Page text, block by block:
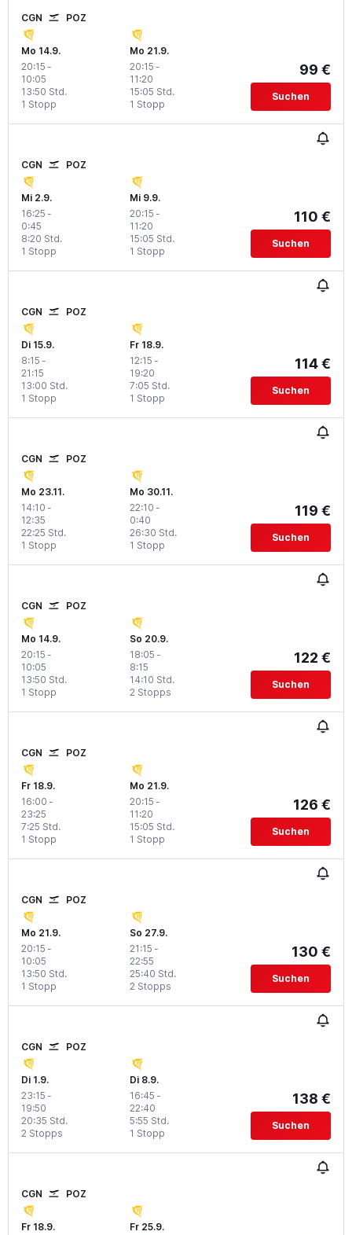
CGN POZ
Mo 14.9.
20:15 -
10:05
1 Stopp
13:50 Std.
Mo 21.9.
20:15 -
11:20
1 Stopp
15:05 Std.
99 €
Suchen
CGN POZ
Mi 2.9.
16:25 -
0:45
1 Stopp
8:20 Std.
Mi 9.9.
20:15 -
11:20
1 Stopp
15:05 Std.
110 €
Suchen
CGN POZ
Di 15.9.
8:15 -
21:15
1 Stopp
13:00 Std.
Fr 18.9.
12:15 -
19:20
1 Stopp
7:05 Std.
114 €
Suchen
CGN POZ
Mo 23.11.
14:10 -
12:35
1 Stopp
22:25 Std.
Mo 30.11.
22:10 -
0:40
1 Stopp
26:30 Std.
119 €
Suchen
CGN POZ
Mo 14.9.
20:15 -
10:05
1 Stopp
13:50 Std.
So 20.9.
18:05 -
8:15
2 Stopps
14:10 Std.
122 €
Suchen
CGN POZ
Fr 18.9.
16:00 -
23:25
1 Stopp
7:25 Std.
Mo 21.9.
20:15 -
11:20
1 Stopp
15:05 Std.
126 €
Suchen
CGN POZ
Mo 21.9.
20:15 -
10:05
1 Stopp
13:50 Std.
So 27.9.
21:15 -
22:55
2 Stopps
25:40 Std.
130 €
Suchen
CGN POZ
Di 1.9.
23:15 -
19:50
2 Stopps
20:35 Std.
Di 8.9.
16:45 -
22:40
1 Stopp
5:55 Std.
138 €
Suchen
CGN POZ
Fr 18.9.
Fr 25.9.